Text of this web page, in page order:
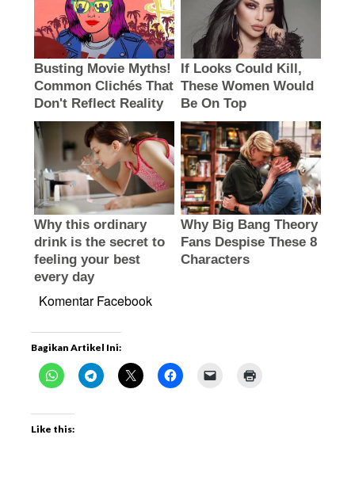
Komentar Facebook
Bagikan Artikel Ini:
Like this: